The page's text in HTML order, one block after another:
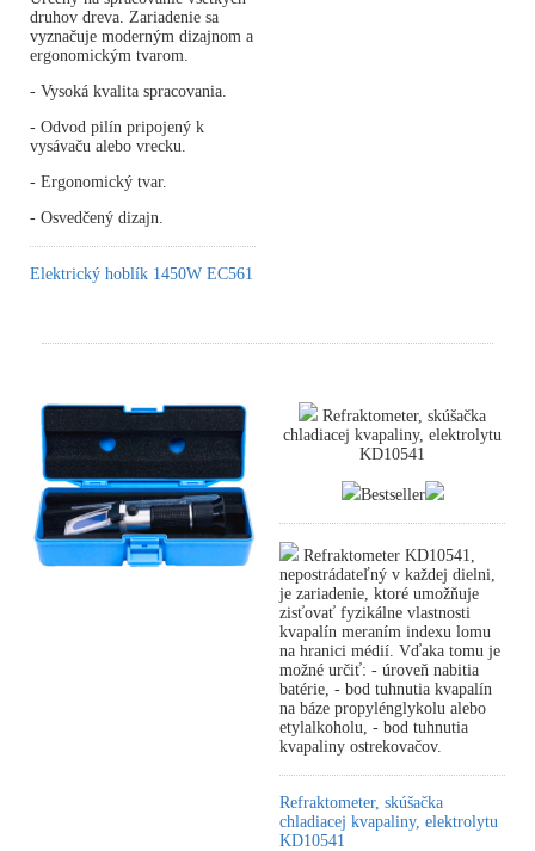
druhov dreva. Zariadenie sa
vyznačuje moderným dizajnom a
ergonomickým tvarom.
- Vysoká kvalita spracovania.
- Odvod pilín pripojený k
vysávaču alebo vrecku.
- Ergonomický tvar.
- Osvedčený dizajn.
Elektrický hoblík 1450W EC561
Refraktometer, skúšačka
chladiacej kvapaliny, elektrolytu
KD10541
Bestseller
Refraktometer KD10541,
nepostrádateľný v každej dielni,
je zariadenie, ktoré umožňuje
zisťovať fyzikálne vlastnosti
kvapalín meraním indexu lomu
na hranici médií. Vďaka tomu je
možné určiť: - úroveň nabitia
batérie, - bod tuhnutia kvapalín
na báze propylénglykolu alebo
etylalkoholu, - bod tuhnutia
kvapaliny ostrekovačov.
Refraktometer, skúšačka
chladiacej kvapaliny, elektrolytu
KD10541